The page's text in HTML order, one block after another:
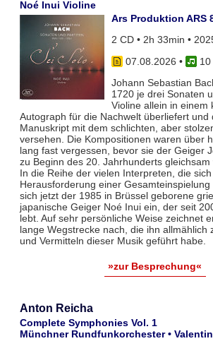
Noé Inui Violine
Ars Produktion ARS
2 CD • 2h 33min •
07.08.2026 •
Johann Sebastian
1720 je drei Sonaten
Violine allein in einem
Autograph für die Nachwelt überliefert und
Manuskript mit dem schlichten, aber
versehen. Die Kompositionen waren über
lang fast vergessen, bevor sie der Geiger
zu Beginn des 20. Jahrhunderts
In die Reihe der vielen Interpreten, die
Herausforderung einer
sich jetzt der 1985 in Brüssel geborene
japanische Geiger Noé Inui ein, der seit
lebt. Auf sehr persönliche Weise zeichnet
lange Wegstrecke nach, die ihn allmählich
und Vermitteln dieser Musik geführt habe.
»zur Besprechung«
Anton Reicha
Complete Symphonies Vol. 1
Münchner Rundfunkorchester •